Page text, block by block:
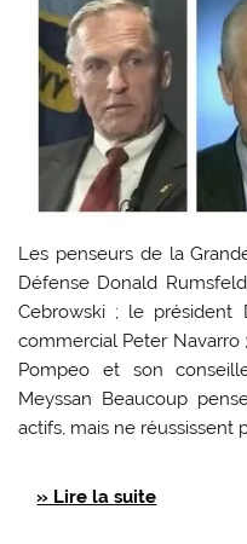
Les penseurs de la
Défense Donald
Cebrowski ; le président
commercial Peter Navarro
Pompeo et son
Meyssan Beaucoup
actifs, mais ne réussissent
» Lire la suite